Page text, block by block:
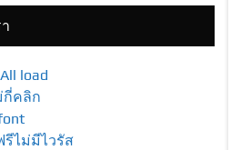
load
กี่คลิก
รีไม่มีไวรัส